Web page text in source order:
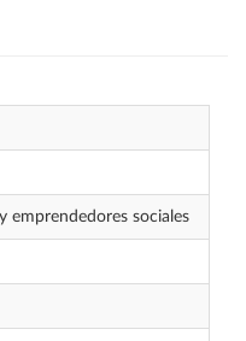
emprendedores sociales